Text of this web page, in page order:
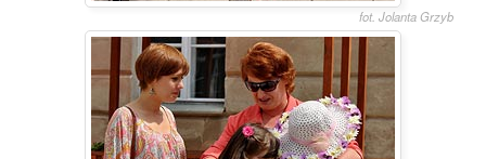
fot. Jolanta Grzyb